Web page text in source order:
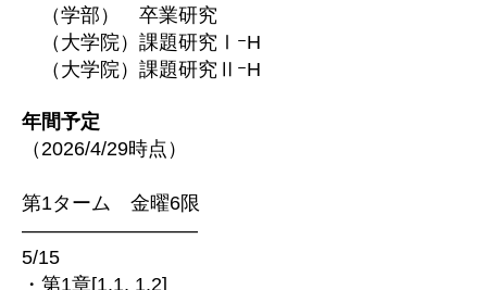
（学部） 卒業研究
（大学院）課題研究ⅠｰH
（大学院）課題研究ⅡｰH
年間予定
（2026/4/29時点）
第1ターム 金曜6限
—————————
5/15
・第1章[1.1, 1.2]